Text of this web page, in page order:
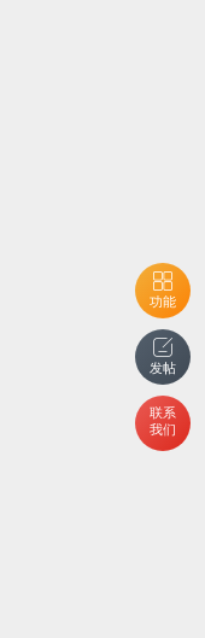
功能
发帖
联系
我们